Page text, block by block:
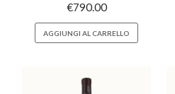
€790.00
AGGIUNGI AL CARRELLO